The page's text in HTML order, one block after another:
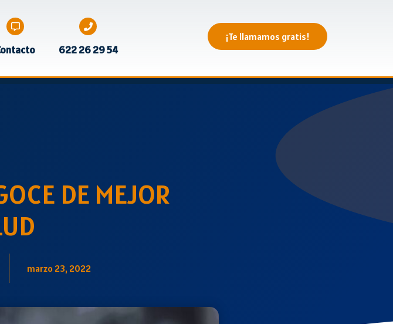
622 26 29 54
¡Te llamamos gratis!
DE MEJOR
marzo 23, 2022